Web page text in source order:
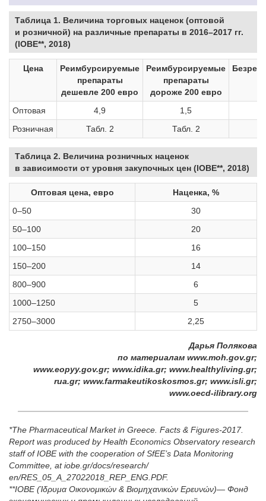
Таблица 1. Величина торговых наценок (оптовой
и розничной) на различные препараты в 2016–2017 гг.
(IOBE**, 2018)
Цена
Реимбурсируемые
препараты
дешевле 200 евро
Реимбурсируемые
препараты
дороже 200 евро
Оптовая 4,9 1,5
Розничная
Табл. 2 Табл. 2
Таблица 2. Величина розничных наценок
в зависимости от уровня закупочных цен (IOBE**, 2018)
Оптовая цена, евро
Наценка, %
0–50
30
50–100
20
100–150
16
150–200
14
800–900
6
1000–1250
5
2750–3000
2,25
Дарья Полякова
по материалам www.moh.gov.gr;
www.eopyy.gov.gr; www.idika.gr; www.healthyliving.gr;
rua.gr; www.farmakeutikoskosmos.gr; www.isli.gr;
www.oecd-ilibrary.org
*The Pharmaceutical Market in Greece. Facts & Figures-2017.
Report was produced by Health Economics Observatory research
staff of IOBE with the cooperation of SfEE’s Data Monitoring
Committee, at iobe.gr/docs/research/
en/RES_05_A_27022018_REP_ENG.PDF.
**IOBE (Ίδρυμα Οικονομικών & Βιομηχανικών Ερευνών)— Фонд